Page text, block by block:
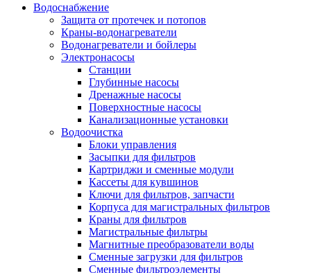
Строительные товары
Все для бани
Полезные статьи
Новости и Акции
Водоснабжение
Защита от протечек и потопов
Краны-водонагреватели
Водонагреватели и бойлеры
Электронасосы
Станции
Глубинные насосы
Дренажные насосы
Поверхностные насосы
Канализационные установки
Водоочистка
Блоки управления
Засыпки для фильтров
Картриджи и сменные модули
Кассеты для кувшинов
Ключи для фильтров, запчасти
Корпуса для магистральных фильтров
Краны для фильтров
Магистральные фильтры
Магнитные преобразователи воды
Сменные загрузки для фильтров
Сменные фильтроэлементы